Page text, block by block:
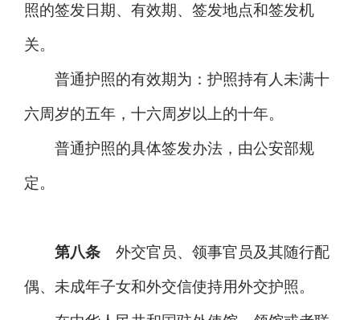
照的签发日期、有效期、签发地点和签发机
关。
普通护照的有效期为：护照持有人未满十
六周岁的五年，十六周岁以上的十年。
普通护照的具体签发办法，由公安部规
定。
第八条 外交官员、领事官员及其随行配
偶、未成年子女和外交信使持用外交护照。